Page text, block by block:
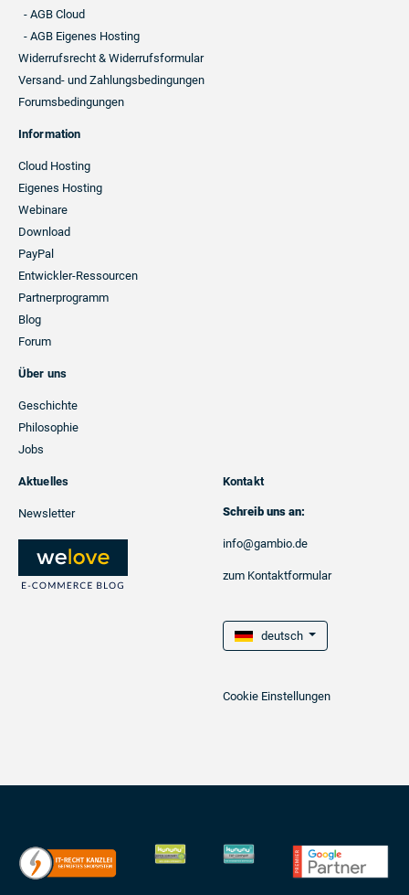
- AGB Cloud
- AGB Eigenes Hosting
Widerrufsrecht & Widerrufsformular
Versand- und Zahlungsbedingungen
Forumsbedingungen
Information
Cloud Hosting
Eigenes Hosting
Webinare
Download
PayPal
Entwickler-Ressourcen
Partnerprogramm
Blog
Forum
Über uns
Geschichte
Philosophie
Jobs
Aktuelles
Newsletter
Kontakt
Schreib uns an:
info@gambio.de
zum Kontaktformular
deutsch
Cookie Einstellungen